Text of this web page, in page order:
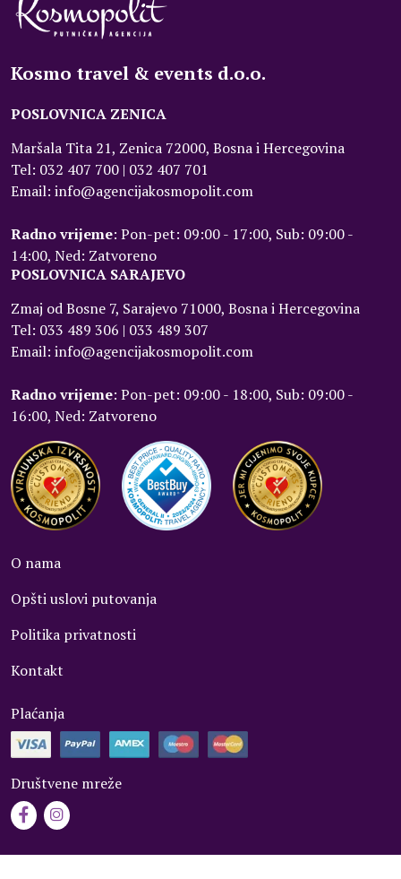
Kosmo travel & events d.o.o.
POSLOVNICA ZENICA
Maršala Tita 21, Zenica 72000, Bosna i Hercegovina
Tel: 032 407 700 | 032 407 701
Email: info@agencijakosmopolit.com
Radno vrijeme: Pon-pet: 09:00 - 17:00, Sub: 09:00 -
14:00, Ned: Zatvoreno
POSLOVNICA SARAJEVO
Zmaj od Bosne 7, Sarajevo 71000, Bosna i Hercegovina
Tel: 033 489 306 | 033 489 307
Email: info@agencijakosmopolit.com
Radno vrijeme: Pon-pet: 09:00 - 18:00, Sub: 09:00 -
16:00, Ned: Zatvoreno
O nama
Opšti uslovi putovanja
Politika privatnosti
Kontakt
Plaćanja
Društvene mreže